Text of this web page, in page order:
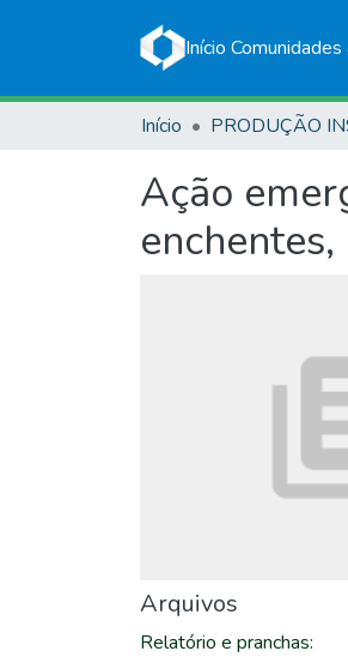
Início
Início
Ação
Arquivos
Relatório e pranchas: